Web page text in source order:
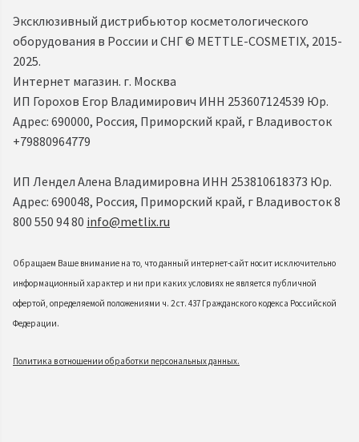
Эксклюзивный дистрибьютор косметологического
оборудования в России и СНГ ©️ METTLE-COSMETIX, 2015-
2025.
Интернет магазин. г. Москва
ИП Горохов Егор Владимирович ИНН 253607124539 Юр.
Адрес: 690000, Россия, Приморский край, г Владивосток
+79880964779
ИП Лендел Алена Владимировна ИНН 253810618373 Юр.
Адрес: 690048, Россия, Приморский край, г Владивосток 8
800 550 94 80 info@metlix.ru
Обращаем Ваше внимание на то, что данный интернет-сайт носит исключительно
информационный характер и ни при каких условиях не является публичной
офертой, определяемой положениями ч. 2 ст. 437 Гражданского кодекса Российской
Федерации.
Политика в отношении обработки персональных данных.